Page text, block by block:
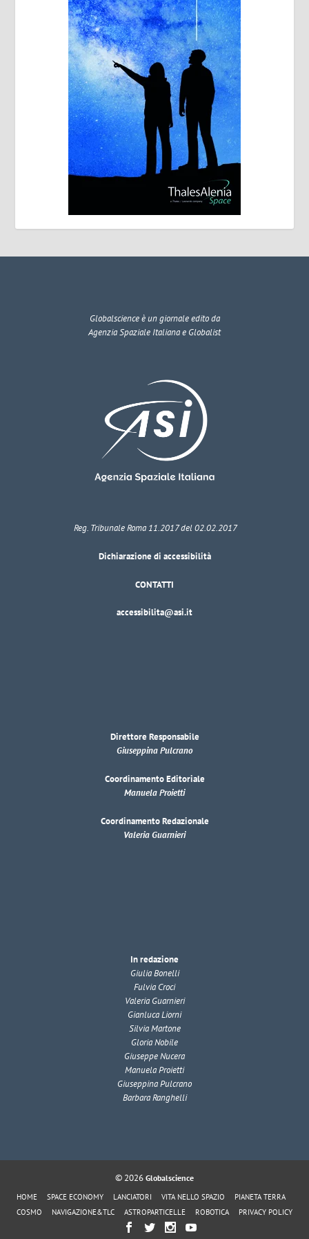
Globalscienceè un giornale edito da
Agenzia Spaziale Italiana e Globalist
Reg. Tribunale Roma 11.2017 del 02.02.2017
Dichiarazione di accessibilità
CONTATTI
accessibilita@asi.it
Direttore Responsabile
Giuseppina Pulcrano
Coordinamento Editoriale
Manuela Proietti
Coordinamento Redazionale
Valeria Guarnieri
In redazione
Giulia Bonelli
Fulvia Croci
Valeria Guarnieri
Gianluca Liorni
Silvia Martone
Gloria Nobile
Giuseppe Nucera
Manuela Proietti
Giuseppina Pulcrano
Barbara Ranghelli
© 2026 Globalscience
HOME SPACE ECONOMY LANCIATORI VITA NELLO SPAZIO
PIANETA TERRA
COSMO
NAVIGAZIONE&TLC ASTROPARTICELLE ROBOTICA PRIVACY POLICY